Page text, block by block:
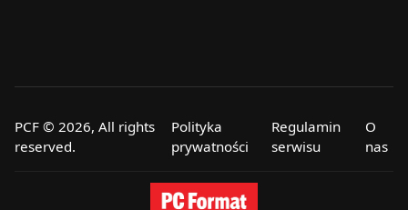
PCF © 2026, All rights
reserved.
Polityka
prywatności
Regulamin
serwisu
O
nas